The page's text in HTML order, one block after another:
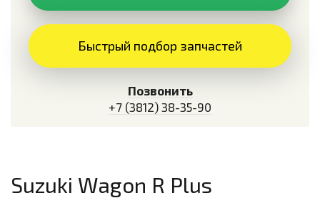
Быстрый подбор запчастей
Позвонить
+7 (3812) 38-35-90
Suzuki Wagon R Plus